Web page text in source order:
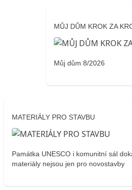
MŮJ DŮM KROK ZA
Můj dům 8/2026
MATERIÁLY PRO STAVBU
Památka UNESCO i komunitní sál
materiály nejsou jen pro novostavby